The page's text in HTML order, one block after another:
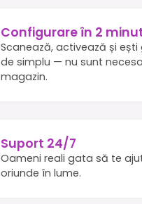
Configurare în 2
Scanează, activează și
de simplu — nu sunt
magazin.
Suport 24/7
Oameni reali gata să te
oriunde în lume.